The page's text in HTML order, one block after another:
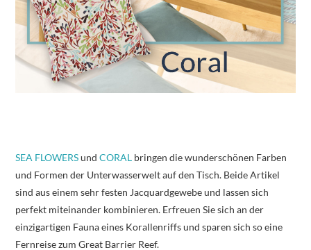
SEA FLOWERSundCORAL bringen die wunderschönen Farben
und Formen der Unterwasserwelt auf den Tisch. Beide Artikel
sind aus einem sehr festen Jacquardgewebe und lassen sich
perfekt miteinander kombinieren. Erfreuen Sie sich an der
einzigartigen Fauna eines Korallenriffs und sparen sich so eine
Fernreise zum Great Barrier Reef.